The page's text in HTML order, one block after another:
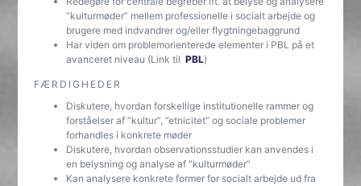
”kulturmøder” mellem professionelle i socialt arbejde og
brugere med indvandrer og/eller flygtningebaggrund
Har viden om problemorienterede elementer i PBL på et
avanceret niveau (Link til PBL)
FÆRDIGHEDER
Diskutere, hvordan forskellige institutionelle rammer og
forståelser af ”kultur”, ”etnicitet” og sociale problemer
forhandles i konkrete møder
Diskutere, hvordan observationsstudier kan anvendes i
en belysning og analyse af ”kulturmøder”
Kan analysere konkrete former for socialt arbejde ud fra